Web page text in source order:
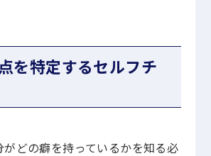
を特定するセルフチ
どの癖を持っているかを知る必